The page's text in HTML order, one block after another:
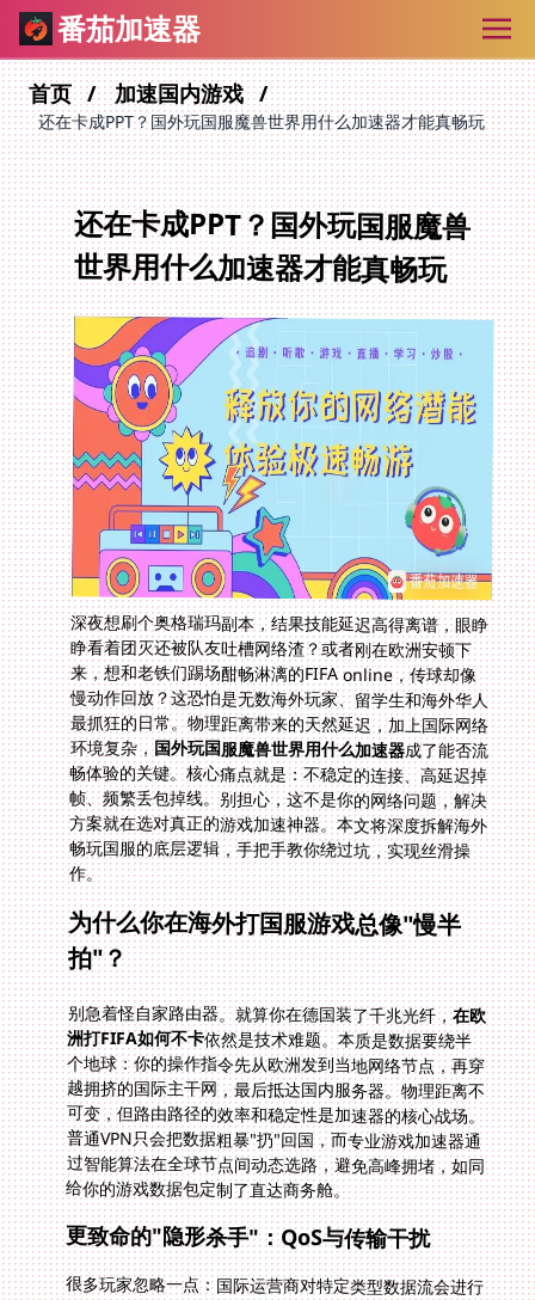
番茄加速器
首页 加速国内游戏
还在卡成PPT？国外玩国服魔兽世界用什么加速器才能真畅玩
还在卡成PPT？国外玩国服魔兽
世界用什么加速器才能真畅玩
深夜想刷个奥格瑞玛副本，结果技能延迟高得离谱，眼睁
睁看着团灭还被队友吐槽网络渣？或者刚在欧洲安顿下
来，想和老铁们踢场酣畅淋漓的FIFA online，传球却像
慢动作回放？这恐怕是无数海外玩家、留学生和海外华人
最抓狂的日常。物理距离带来的天然延迟，加上国际网络
环境复杂，国外玩国服魔兽世界用什么加速器成了能否流
畅体验的关键。核心痛点就是：不稳定的连接、高延迟掉
帧、频繁丢包掉线。别担心，这不是你的网络问题，解决
方案就在选对真正的游戏加速神器。本文将深度拆解海外
畅玩国服的底层逻辑，手把手教你绕过坑，实现丝滑操
作。
为什么你在海外打国服游戏总像"慢半
拍"？
别急着怪自家路由器。就算你在德国装了千兆光纤，在欧
洲打FIFA如何不卡依然是技术难题。本质是数据要绕半
个地球：你的操作指令先从欧洲发到当地网络节点，再穿
越拥挤的国际主干网，最后抵达国内服务器。物理距离不
可变，但路由路径的效率和稳定性是加速器的核心战场。
普通VPN只会把数据粗暴"扔"回国，而专业游戏加速器通
过智能算法在全球节点间动态选路，避免高峰拥堵，如同
给你的游戏数据包定制了直达商务舱。
更致命的"隐形杀手"：QoS与传输干扰
很多玩家忽略一点：国际运营商对特定类型数据流会进行
限速（QoS策略）。游戏数据包常被识别为"低优先级"随
意丢弃。这就是为什么你明明测速网速很快，打《魔兽》
副本关键时刻却疯狂跳ping。专业加速器需要解决双重
任务：不仅要物理上缩短路径，更需通过深度协议优化与
加密隧道，让运营商把你的游戏流量识别为"重要数据"，